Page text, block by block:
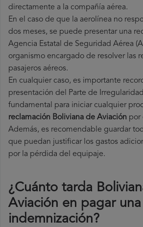
directamente a la compañía aérea.
En el caso de que la aerolínea no
dos meses, se puede presentar una
Agencia Estatal de Seguridad Aérea
organismo encargado de resolver las
pasajeros aéreos.
En cualquier caso, es importante
presentación del Parte de
fundamental para iniciar cualquier
reclamación Boliviana de Aviación por
Además, es recomendable guardar
que puedan justificar los gastos
por la pérdida del equipaje.
¿Cuánto tarda
Aviación en pagar una
indemnización?